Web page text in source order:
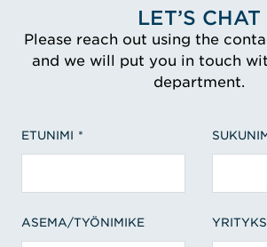
LET’S CHAT
Please reach out using the
and we will put you in touch
department.
ETUNIMI
ASEMA/TYÖNIMIKE